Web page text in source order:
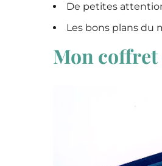
De petites
Les bons plans du
Mon coffret